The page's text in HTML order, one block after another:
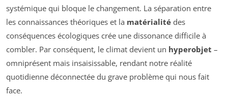
systémique qui bloque le changement. La séparation entre
les connaissances théoriques et la matérialité des
conséquences écologiques crée une dissonance difficile à
combler. Par conséquent, le climat devient un hyperobjet –
omniprésent mais insaisissable, rendant notre réalité
quotidienne déconnectée du grave problème qui nous fait
face.